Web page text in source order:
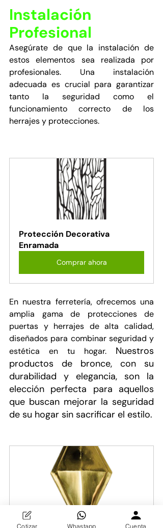
Instalación
Profesional
Asegúrate de que la instalación de
estos elementos sea realizada por
profesionales. Una instalación
adecuada es crucial para garantizar
tanto la seguridad como el
funcionamiento correcto de los
herrajes y protecciones.
Protección Decorativa
Enramada
Comprar ahora
En nuestra ferretería, ofrecemos una
amplia gama de protecciones de
puertas y herrajes de alta calidad,
diseñados para combinar seguridad y
estética en tu hogar. Nuestros
productos de bronce, con su
durabilidad y elegancia, son la
elección perfecta para aquellos
que buscan mejorar la seguridad
de su hogar sin sacrificar el estilo.
Chapeton rombo de bronce
Cotizar Whastapp Cuenta